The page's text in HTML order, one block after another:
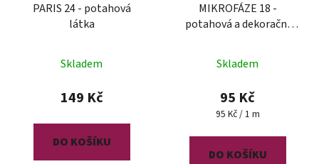
PARIS 24 - potahová
látka
Skladem
149 Kč
DO KOŠÍKU
MIKROFÁZE 18 -
potahová a dekorační
Skladem
95 Kč
Měrná
95 Kč / 1 m
DO KOŠÍKU